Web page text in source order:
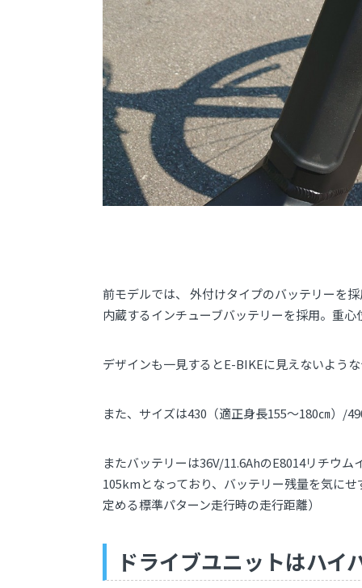
前モデルでは、 外付けタイプのバッテリーを
内蔵するインチューブバッテリーを採用。重
デザインも一見するとE-BIKEに見えないよう
また、サイズは430（適正身長155～180㎝）/
またバッテリーは36V/11.6AhのE8014リチウ
105kmとなっており、バッテリー残量を気に
定める標準パターン走行時の走行距離）
ドライブユニットはハイ